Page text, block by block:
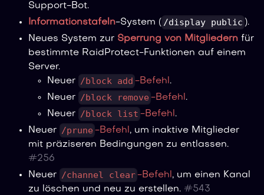
Support-Bot.
Informationstafeln-System ( /display public ).
Neues System zur Sperrung von Mitgliedern für
bestimmte RaidProtect-Funktionen auf einem
Server.
Neuer /block add -Befehl.
Neuer /block remove -Befehl.
Neuer /block list -Befehl.
Neuer /prune -Befehl, um inaktive Mitglieder
mit präziseren Bedingungen zu entlassen.
#256
Neuer /channel clear -Befehl, um einen Kanal
zu löschen und neu zu erstellen. #543